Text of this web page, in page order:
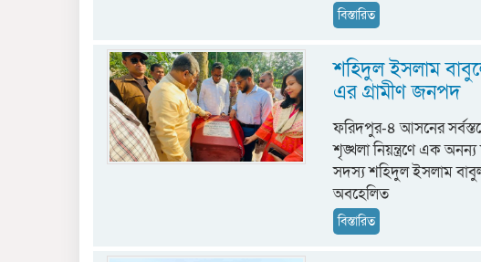
বিস্তারিত
শহিদুল ইসলাম
এর গ্রামীণ জনপদ
ফরিদপুর-৪ আসনের
শৃঙ্খলা নিয়ন্ত্রণে এক
সদস্য শহিদুল ইসলাম
অবহেলিত
বিস্তারিত